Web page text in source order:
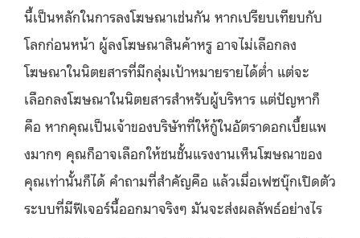
นี้เป็นหลักในการลงโฆษณาเช่นกัน หากเปรียบเทียบกับ
โลกก่อนหน้า ผู้ลงโฆษณาสินค้าหรู อาจไม่เลือกลง
โฆษณาในนิตยสารที่มีกลุ่มเป้าหมายรายได้ต่ำ แต่จะ
เลือกลงโฆษณาในนิตยสารสำหรับผู้บริหาร แต่ปัญหาก็
คือ หากคุณเป็นเจ้าของบริษัทที่ให้กู้ในอัตราดอกเบี้ยแพ
งมากๆ คุณก็อาจเลือกให้ชนชั้นแรงงานเห็นโฆษณาของ
คุณเท่านั้นก็ได้ คำถามที่สำคัญคือ แล้วเมื่อเฟซบุ๊กเปิดตัว
ระบบที่มีฟีเจอร์นี้ออกมาจริงๆ มันจะส่งผลลัพธ์อย่างไร